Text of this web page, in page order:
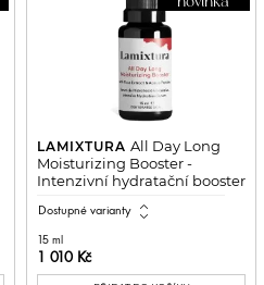
LAMIXTURA All Day Long
Moisturizing Booster -
Intenzivní hydratační booster
Dostupné varianty expand_all
15 ml
1 010 Kč